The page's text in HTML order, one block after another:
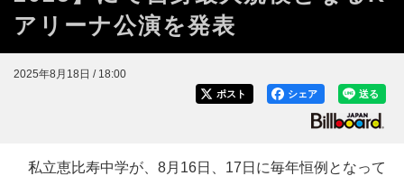
アリーナ公演を発表
2025年8月18日 / 18:00
送る
シェア
ポスト
私立恵比寿中学が、8月16日、17日に毎年恒例となって